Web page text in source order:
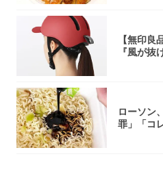
【無印良
『風が抜
ローソン
罪」「コ